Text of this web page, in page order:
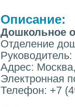
Описание:
Дошкольное
Отделение
Адрес:
Электронная
Телефон: +7